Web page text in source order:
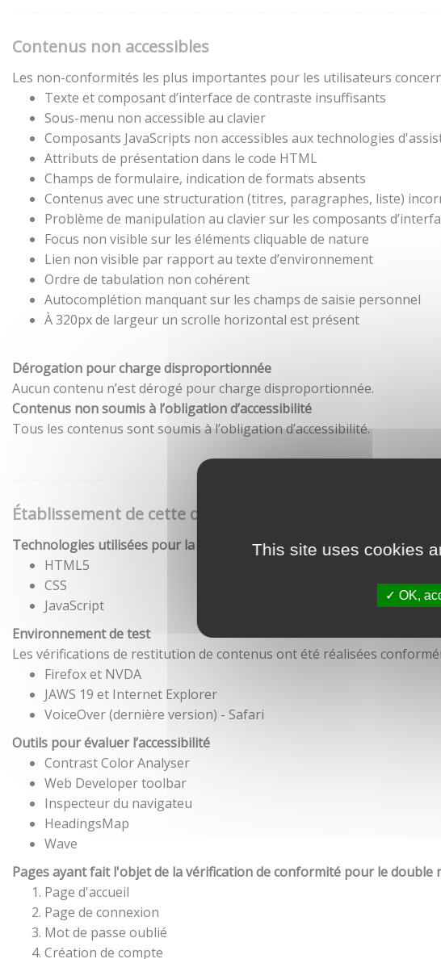
This site uses cookies
OK,
Contenus non accessibles
Les non-conformités les plus importantes pour les utilisateurs
Texte et composant d’interface de contraste insuffisants
Sous-menu non accessible au clavier
Composants JavaScripts non accessibles aux technologies
Attributs de présentation dans le code HTML
Champs de formulaire, indication de formats absents
Contenus avec une structuration (titres, paragraphes, liste)
Problème de manipulation au clavier sur les composants
Focus non visible sur les éléments cliquable de nature
Lien non visible par rapport au texte d’environnement
Ordre de tabulation non cohérent
Autocomplétion manquant sur les champs de saisie personnel
À 320px de largeur un scrolle horizontal est présent
Dérogation pour charge disproportionnée
Aucun contenu n’est dérogé pour charge disproportionnée.
Contenus non soumis à l’obligation d’accessibilité
Tous les contenus sont soumis à l’obligation d’accessibilité.
Établissement de cette déclaration d'accessibilité
Technologies utilisées pour la réalisation du site
HTML5
CSS
JavaScript
Environnement de test
Les vérifications de restitution de contenus ont été réalisées
Firefox et NVDA
JAWS 19 et Internet Explorer
VoiceOver (dernière version) - Safari
Outils pour évaluer l’accessibilité
Contrast Color Analyser
Web Developer toolbar
Inspecteur du navigateu
HeadingsMap
Wave
Pages ayant fait l'objet de la vérification de conformité pour le double
Page d'accueil
Page de connexion
Mot de passe oublié
Création de compte